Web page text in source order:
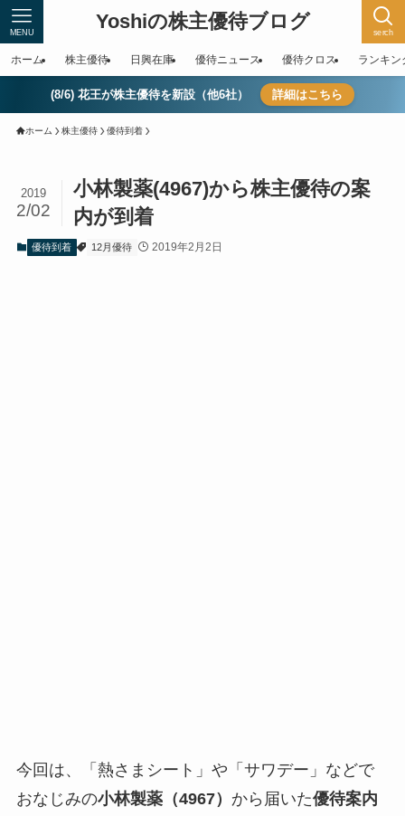
Yoshiの株主優待ブログ serch
MENU
ホーム 株主優待 日興在庫 優待ニュース 優待クロス ランキン
(8/6) 花王が株主優待を新設（他6社） 詳細はこちら
ホーム 株主優待 優待到着
小林製薬(4967)から株主優待の案
内が到着
2019
2/02
優待到着 12月優待 2019年2月2日
今回は、「熱さまシート」や「サワデー」などで
おなじみの小林製薬（4967） から届いた優待案内